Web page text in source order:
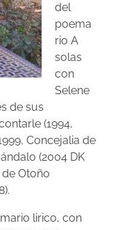
del
poema
rio A
solas
con
Selene
de sus
(1994,
Concejalia de
(2004 DK
Otoño
lirico, con